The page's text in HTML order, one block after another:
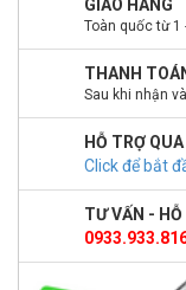
GIAO HÀNG
Toàn quốc từ 1
THANH
Sau khi nhận
HỖ TRỢ
Click để bắt
TƯ VẤN -